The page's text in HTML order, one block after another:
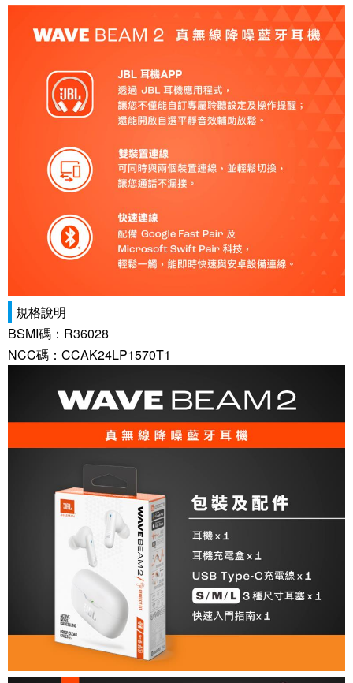
規格說明
BSMI碼：R36028
NCC碼：CCAK24LP1570T1